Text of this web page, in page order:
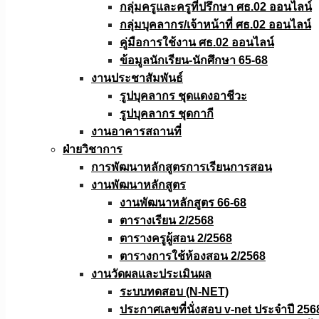
กลุ่มครูและครูที่ปรึกษา ศธ.02 ออนไลน์
กลุ่มบุคลากร/เจ้าหน้าที่ ศธ.02 ออนไลน์
คู่มือการใช้งาน ศธ.02 ออนไลน์
ข้อมูลนักเรียน-นักศึกษา 65-68
งานประชาสัมพันธ์
รูปบุคลากร ชุดแดงอาชีวะ
รูปบุคลากร ชุดกากี
งานอาคารสถานที่
ฝ่ายวิชาการ
การพัฒนาหลักสูตรการเรียนการสอน
งานพัฒนาหลักสูตร
งานพัฒนาหลักสูตร 66-68
ตารางเรียน 2/2568
ตารางครูผู้สอน 2/2568
ตารางการใช้ห้องสอน 2/2568
งานวัดผลเเละประเมินผล
ระบบทดสอบ (N-NET)
ประกาศเลขที่นั่งสอบ v-net ประจำปี